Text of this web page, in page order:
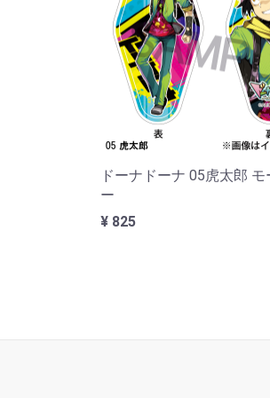
ドーナドーナ 05虎太郎 モ
ー
¥ 825